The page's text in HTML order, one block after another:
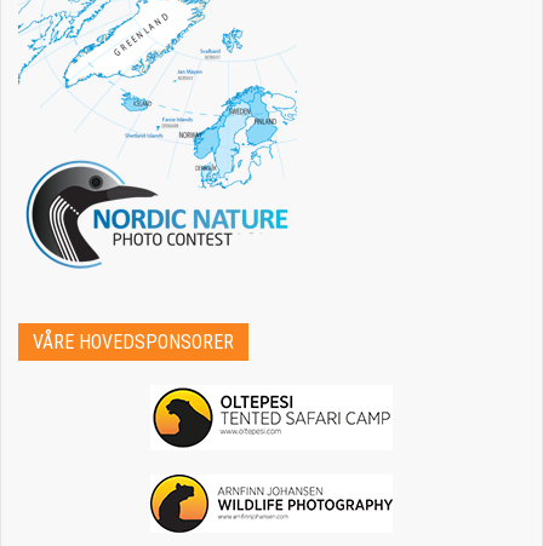
VÅRE HOVEDSPONSORER